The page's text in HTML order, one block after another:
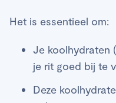
Het is essentieel om:
Je koolhydraten
je rit goed bij te
Deze